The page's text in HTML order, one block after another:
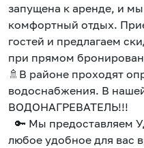
запущена к аренде, и
комфортный отдых.
гостей и предлагаем
при прямом
🚿В районе проходят
водоснабжения. В
ВОДОНАГРЕВАТЕЛЬ!!!
🔑 Мы предоставляем
любое удобное для вас